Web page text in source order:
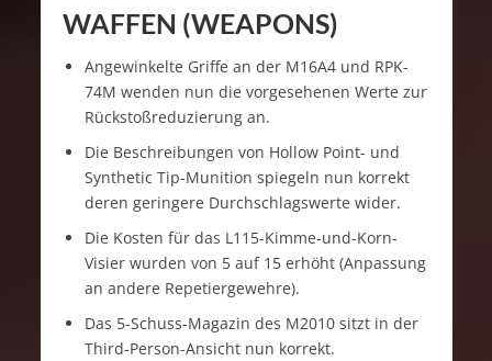
WAFFEN (WEAPONS)
Angewinkelte Griffe an der M16A4 und RPK-
74M wenden nun die vorgesehenen Werte zur
Rückstoßreduzierung an.
Die Beschreibungen von Hollow Point- und
Synthetic Tip-Munition spiegeln nun korrekt
deren geringere Durchschlagswerte wider.
Die Kosten für das L115-Kimme-und-Korn-
Visier wurden von 5 auf 15 erhöht (Anpassung
an andere Repetiergewehre).
Das 5-Schuss-Magazin des M2010 sitzt in der
Third-Person-Ansicht nun korrekt.